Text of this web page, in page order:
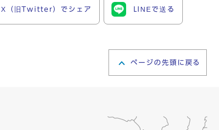
X（旧Twitter）でシェア LINEで送る
ページの先頭に戻る